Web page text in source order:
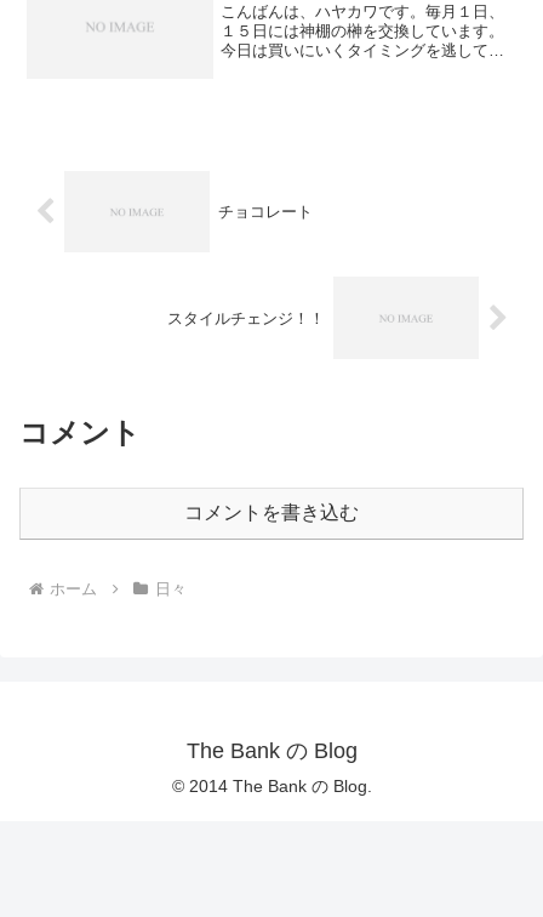
こんばんは、ハヤカワです。毎月１日、
１５日には神棚の榊を交換しています。
今日は買いにいくタイミングを逃してさ
チョコレート
スタイルチェンジ！！
コメント
コメントを書き込む
ホーム 日々
The Bank の Blog
© 2014 The Bank の Blog.